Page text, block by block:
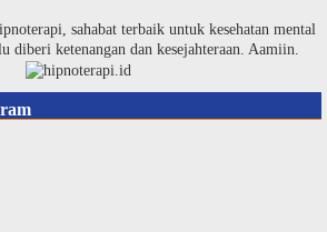
sahabat terbaik untuk kesehatan mental
diberi ketenangan dan kesejahteraan. Aamiin.